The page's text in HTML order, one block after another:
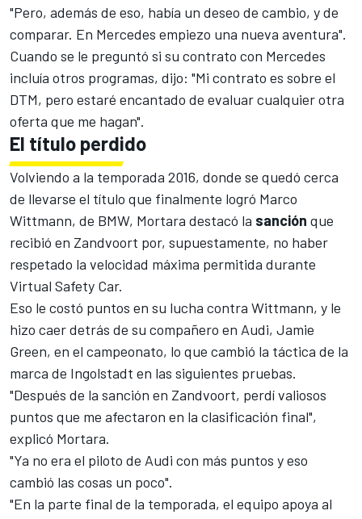
"Pero, además de eso, había un deseo de cambio, y de
comparar. En Mercedes empiezo una nueva aventura".
Cuando se le preguntó si su contrato con Mercedes
incluía otros programas, dijo: "Mi contrato es sobre el
DTM, pero estaré encantado de evaluar cualquier otra
oferta que me hagan".
El título perdido
Volviendo a la temporada 2016, donde se quedó cerca
de llevarse el título que finalmente logró Marco
Wittmann, de BMW, Mortara destacó la sanción que
recibió en Zandvoort por, supuestamente, no haber
respetado la velocidad máxima permitida durante
Virtual Safety Car.
Eso le costó puntos en su lucha contra Wittmann, y le
hizo caer detrás de su compañero en Audi, Jamie
Green, en el campeonato, lo que cambió la táctica de la
marca de Ingolstadt en las siguientes pruebas.
"Después de la sanción en Zandvoort, perdí valiosos
puntos que me afectaron en la clasificación final",
explicó Mortara.
"Ya no era el piloto de Audi con más puntos y eso
cambió las cosas un poco".
"En la parte final de la temporada, el equipo apoya al